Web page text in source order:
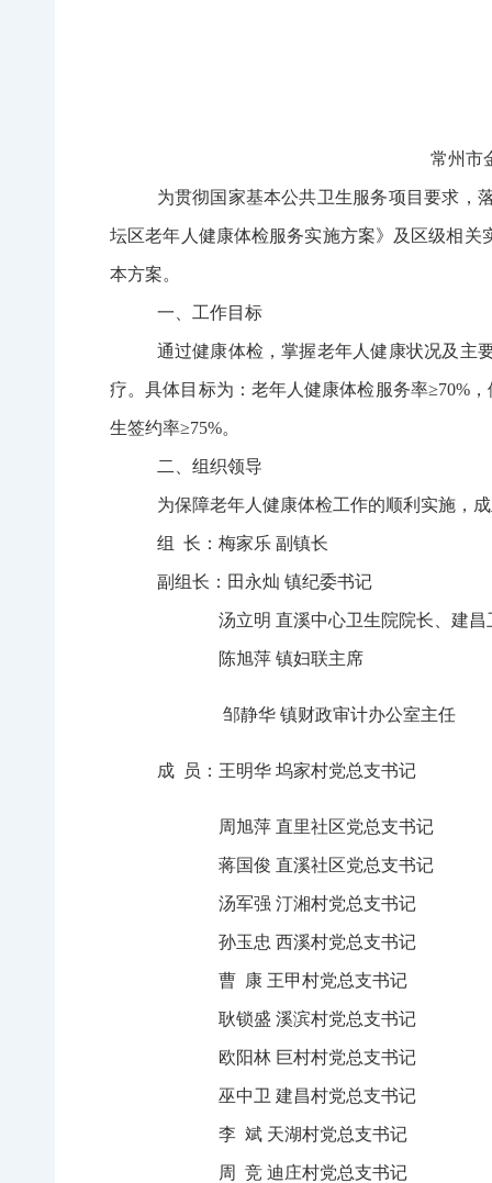
常州市
为贯彻国家基本公共卫生服务项目要求，
坛区老年人健康体检服务实施方案》及区级相
本方案。
一、工作目标
通过健康体检，掌握老年人健康状况及主
疗。具体目标为 ：老年人健康体检服务率≥70%，
生签约率≥75%。
二、组织领导
为保障老年人健康体检工作的顺利实施，
组 长：梅家乐 副镇长
副组长：田永灿 镇纪委书记
汤立明 直溪中心卫生院院长 、建
陈旭萍 镇妇联主席
邹静华 镇财政审计办公室主任
成 员：王明华 坞家村党总支书记
周旭萍 直里社区党总支书记
蒋国俊 直溪社区党总支书记
汤军强 汀湘村党总支书记
孙玉忠 西溪村党总支书记
曹 康 王甲村党总支书记
耿锁盛 溪滨村党总支书记
欧阳林 巨村村党总支书记
巫中卫 建昌村党总支书记
李 斌 天湖村党总支书记
周 竞 迪庄村党总支书记